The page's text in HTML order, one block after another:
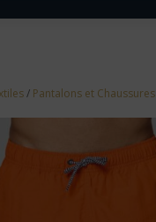
/ Pantalons et Chaussures